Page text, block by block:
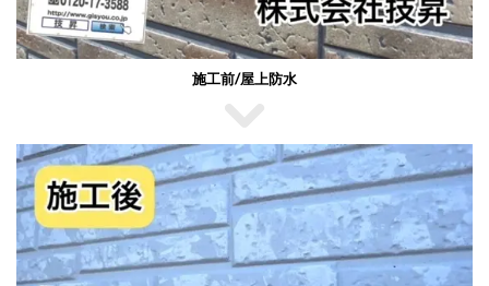
施工前/屋上防水